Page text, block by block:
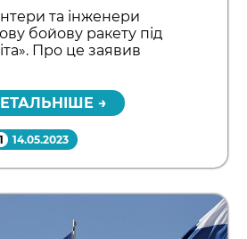
та інженери
бойову ракету під
Про це заявив
→
14.05.2023